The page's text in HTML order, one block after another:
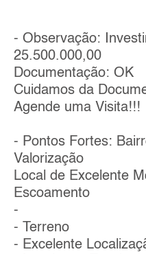
- Observação:
25.500.000,00
Documentação: OK
Cuidamos da
Agende uma Visita!!!
- Pontos Fortes:
Valorização
Local de Excelente
Escoamento
-
- Terreno
- Excelente